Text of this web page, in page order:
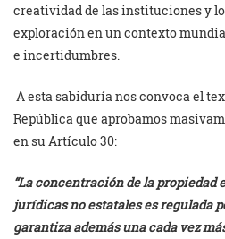
creatividad de las instituciones y
exploración en un contexto
e incertidumbres.
A esta sabiduría nos convoca el
República que aprobamos
en su Artículo 30:
“La concentración de la propiedad
jurídicas no estatales es regulada
garantiza además una cada vez